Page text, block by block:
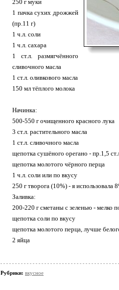
250 г муки
1 пачка сухих дрожжей
(пр.11 г)
1 ч.л. соли
1 ч.л. сахара
1 ст.л. размягчённого
сливочного масла
1 ст.л. оливкового масла
150 мл тёплого молока
Начинка:
500-550 г очищенного красного лука
3 ст.л. растительного масла
1 ст.л. сливочного масла
щепотка сушёного орегано - пр.1,5
щепотка молотого чёрного перца
1 ч.л. соли или по вкусу
250 г творога (10%) - я использовала
Заливка:
200-220 г сметаны с зеленью - мелко
щепотка соли по вкусу
щепотка молотого перца, лучше
2 яйца
Рубрики: вкусное